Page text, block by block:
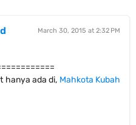
March 30, 2015 at 2:32 PM
hanya ada di, Mahkota Kubah